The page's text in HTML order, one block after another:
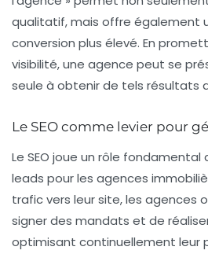
qualitatif, mais offre également
conversion plus élevé. En
visibilité, une agence peut se
seule à obtenir de tels résultats
Le SEO comme levier pour
Le SEO joue un rôle
leads pour les agences
trafic vers leur site, les agences
signer des mandats et de
optimisant continuellement leur